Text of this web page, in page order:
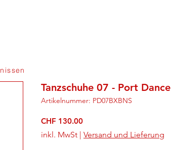
Tanzschuhe 07 - Port Dance
Artikelnummer: PD07BXBNS
CHF 130.00Preis
inkl. MwSt | Versand und Lieferung